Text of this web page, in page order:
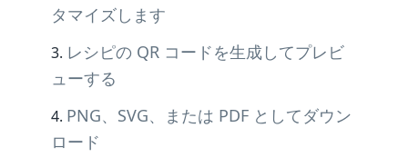
タマイズします
レシピの QR コードを生成してプレビ
ューする
PNG、SVG、または PDF としてダウン
ロード